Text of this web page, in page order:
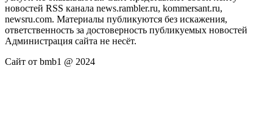
новостей RSS канала news.rambler.ru, kommersant.ru,
newsru.com. Материалы публикуются без искажения,
ответственность за достоверность публикуемых новостей
Администрация сайта не несёт.
Сайт от bmb1 @ 2024